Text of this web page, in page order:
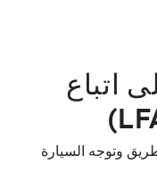
اتباع
وتوجه السيارة